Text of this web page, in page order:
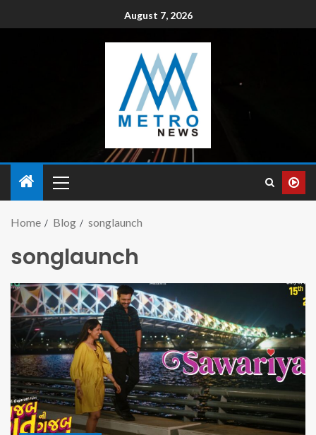
August 7, 2026
Home Blog songlaunch
songlaunch